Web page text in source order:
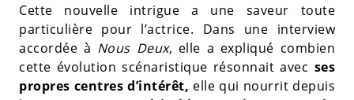
Cette nouvelle intrigue a une saveur toute
particulière pour l’actrice. Dans une interview
accordée à Nous Deux, elle a expliqué combien
cette évolution scénaristique résonnait avec ses
propres centres d’intérêt, elle qui nourrit depuis